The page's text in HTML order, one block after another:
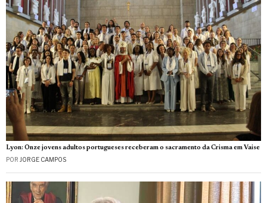
Lyon: Onze jovens adultos portugueses receberam o sacramento da Crisma em Vaise
POR JORGE CAMPOS